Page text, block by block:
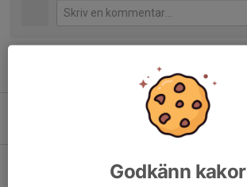
0
Ingen träning 7 april
5 apr, 07:53 0
Godkänn kakor